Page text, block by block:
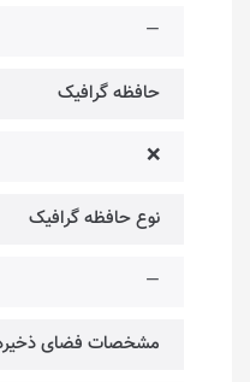
—
حافظه گرافیک
❌
نوع حافظه گرافیک
—
مشخصات فضای